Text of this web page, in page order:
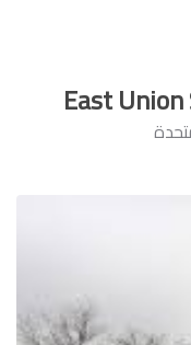
East